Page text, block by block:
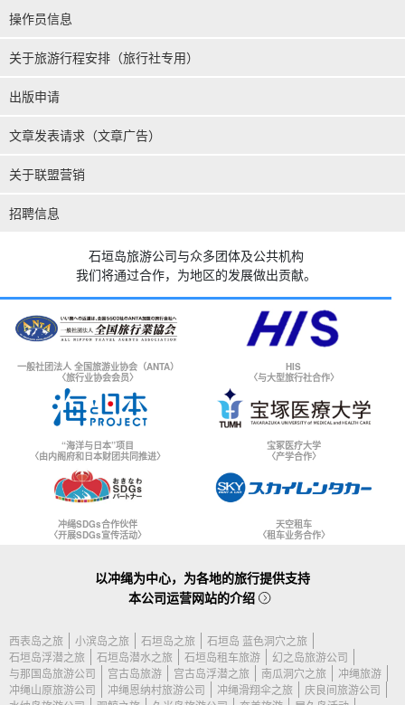
操作员信息
关于旅游行程安排（旅行社专用）
出版申请
文章发表请求（文章广告）
关于联盟营销
招聘信息
石垣岛旅游公司与众多团体及公共机构
我们将通过合作，为地区的发展做出贡献。
一般社团法人 全国旅游业协会（ANTA）
〈旅行业协会会员〉
HIS
〈与大型旅行社合作〉
“海洋与日本”项目
〈由内阁府和日本财团共同推进〉
宝冢医疗大学
〈产学合作〉
冲绳SDGs合作伙伴
〈开展SDGs宣传活动〉
天空租车
〈租车业务合作〉
以冲绳为中心，为各地的旅行提供支持
本公司运营网站的介绍
西表岛之旅 小滨岛之旅 石垣岛之旅
石垣岛 蓝色洞穴之旅
石垣岛浮潜之旅
石垣岛潜水之旅 石垣岛租车旅游
幻之岛旅游公司
与那国岛旅游公司
宫古岛旅游 宫古岛浮潜之旅 南瓜洞穴之旅
冲绳旅游
冲绳山原旅游公司
冲绳恩纳村旅游公司 冲绳滑翔伞之旅
庆良间旅游公司